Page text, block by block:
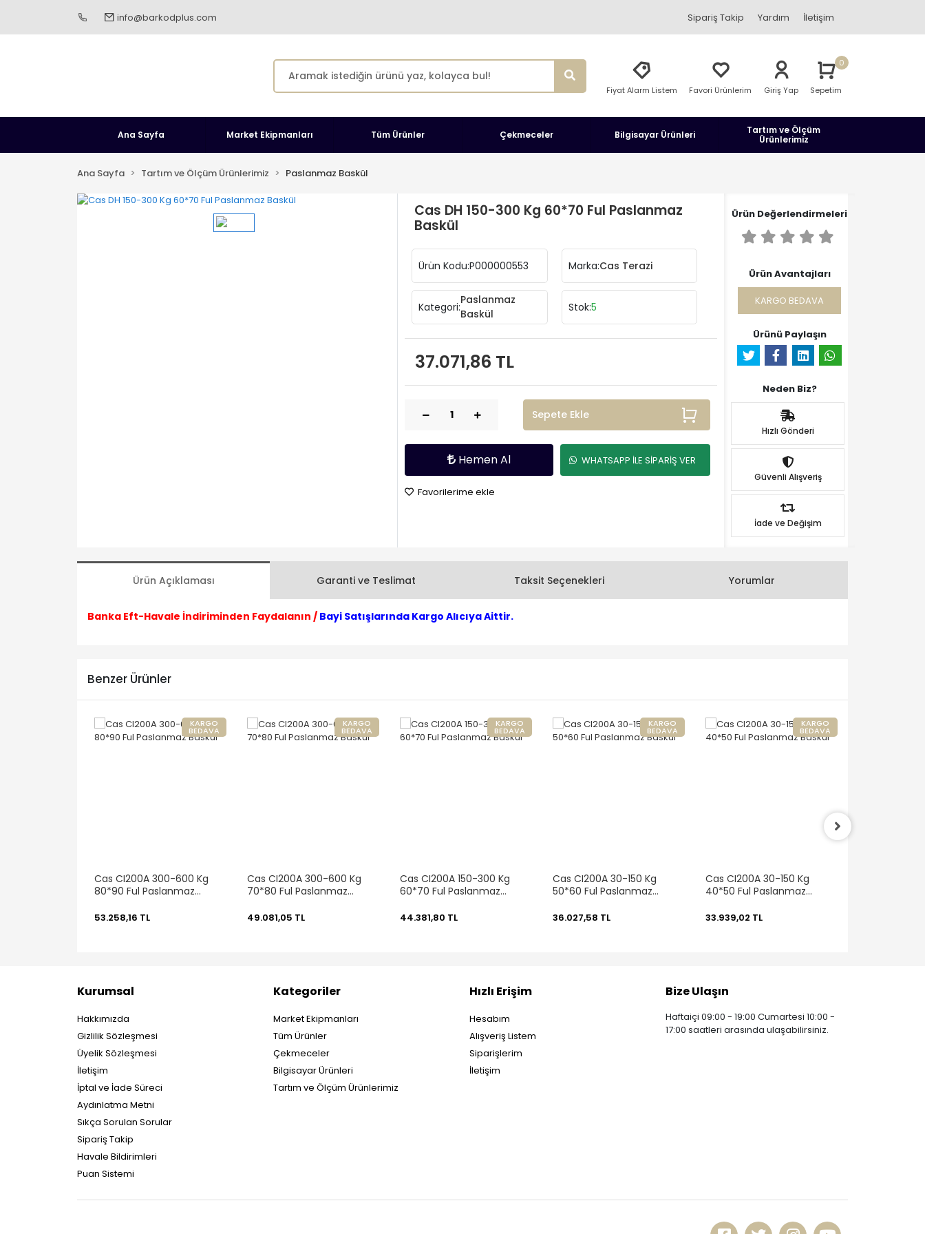
info@barkodplus.com Sipariş Takip Yardım İletişim
Fiyat Alarm Listem Favori Ürünlerim Giriş Yap Sepetim
0
Ana Sayfa Market Ekipmanları Tüm Ürünler Çekmeceler Bilgisayar Ürünleri
Tartım ve Ölçüm
Ürünlerimiz
Ana Sayfa Tartım ve Ölçüm Ürünlerimiz Paslanmaz Baskül
Cas DH 150-300 Kg 60*70 Ful Paslanmaz
Baskül
Ürün Kodu:P000000553 Marka:Cas Terazi
Kategori:
Paslanmaz
Baskül
Stok:5
37.071,86 TL
Sepete Ekle
Hemen Al WHATSAPP İLE SİPARİŞ VER
Favorilerime ekle
Ürün Değerlendirmeleri
Ürün Avantajları
KARGO BEDAVA
Ürünü Paylaşın
Neden Biz?
Hızlı Gönderi
Güvenli Alışveriş
İade ve Değişim
Ürün Açıklaması Garanti ve Teslimat Taksit Seçenekleri Yorumlar
Banka Eft-Havale İndiriminden Faydalanın / Bayi Satışlarında Kargo Alıcıya Aittir.
Benzer Ürünler
KARGO
BEDAVA
Cas CI200A 300-600 Kg
80*90 Ful Paslanmaz
53.258,16 TL
KARGO
BEDAVA
Cas CI200A 300-600 Kg
70*80 Ful Paslanmaz
49.081,05 TL
KARGO
BEDAVA
Cas CI200A 150-300 Kg
60*70 Ful Paslanmaz
44.381,80 TL
KARGO
BEDAVA
Cas CI200A 30-150 Kg
50*60 Ful Paslanmaz
36.027,58 TL
KARGO
BEDAVA
Cas CI200A 30-150 Kg
40*50 Ful Paslanmaz
33.939,02 TL
Kurumsal
Hakkımızda
Gizlilik Sözleşmesi
Üyelik Sözleşmesi
İletişim
İptal ve İade Süreci
Aydınlatma Metni
Sıkça Sorulan Sorular
Sipariş Takip
Havale Bildirimleri
Puan Sistemi
Kategoriler
Market Ekipmanları
Tüm Ürünler
Çekmeceler
Bilgisayar Ürünleri
Tartım ve Ölçüm Ürünlerimiz
Hızlı Erişim
Hesabım
Alışveriş Listem
Siparişlerim
İletişim
Bize Ulaşın
Haftaiçi 09:00 - 19:00 Cumartesi 10:00 -
17:00 saatleri arasında ulaşabilirsiniz.